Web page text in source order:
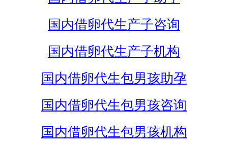
国内借卵代生产子咨询
国内借卵代生产子机构
国内借卵代生包男孩助孕
国内借卵代生包男孩咨询
国内借卵代生包男孩机构